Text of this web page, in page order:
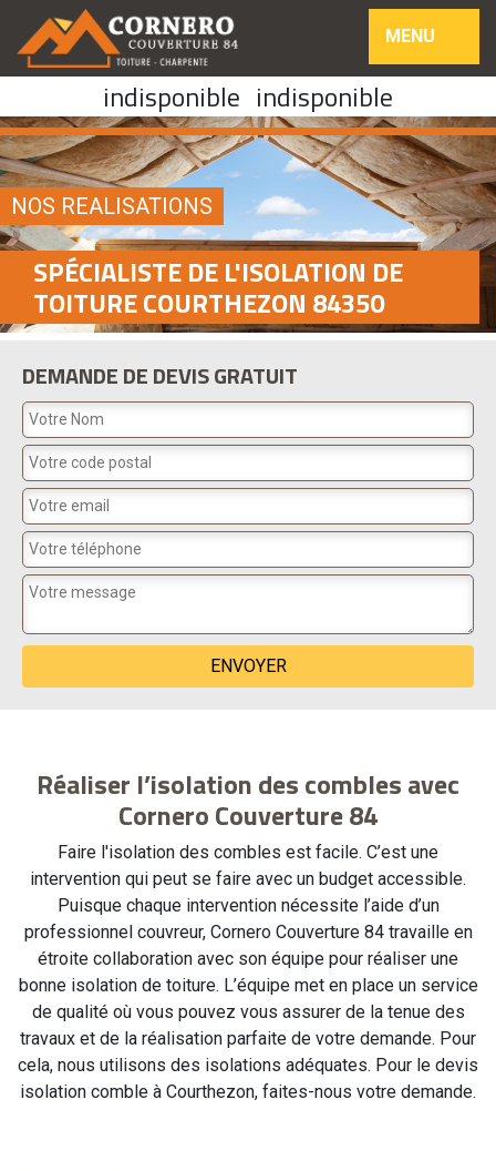
MENU
indisponible indisponible
NOS REALISATIONS
SPÉCIALISTE DE L'ISOLATION DE
TOITURE COURTHEZON 84350
DEMANDE DE DEVIS GRATUIT
Réaliser l’isolation des combles avec
Cornero Couverture 84
Faire l'isolation des combles est facile. C’est une
intervention qui peut se faire avec un budget accessible.
Puisque chaque intervention nécessite l’aide d’un
professionnel couvreur, Cornero Couverture 84 travaille en
étroite collaboration avec son équipe pour réaliser une
bonne isolation de toiture. L’équipe met en place un service
de qualité où vous pouvez vous assurer de la tenue des
travaux et de la réalisation parfaite de votre demande. Pour
cela, nous utilisons des isolations adéquates. Pour le devis
isolation comble à Courthezon, faites-nous votre demande.